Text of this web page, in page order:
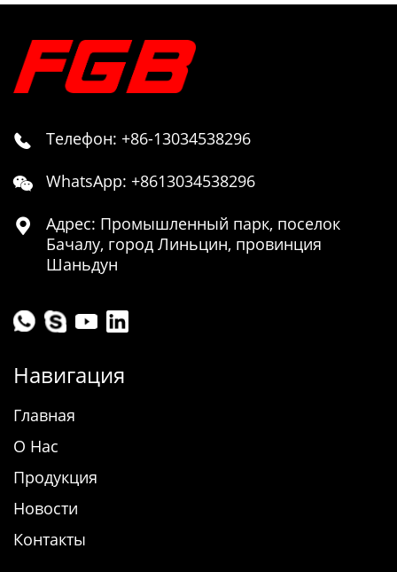
 Телефон: +86-13034538296
 WhatsApp: +8613034538296

Адрес: Промышленный парк, поселок
Бачалу, город Линьцин, провинция
Шаньдун
Навигация
Главная
О Нас
Продукция
Новости
Контакты